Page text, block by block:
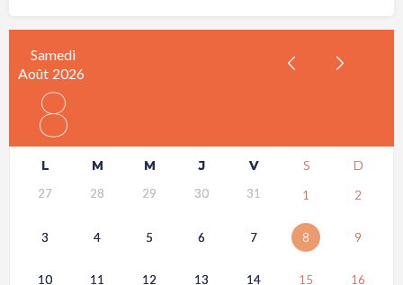
Samedi
Août 2026
8
L M M J V S D
27 28 29 30 31 1 2
3 4 5 6 7 8 9
10 11 12 13 14 15 16